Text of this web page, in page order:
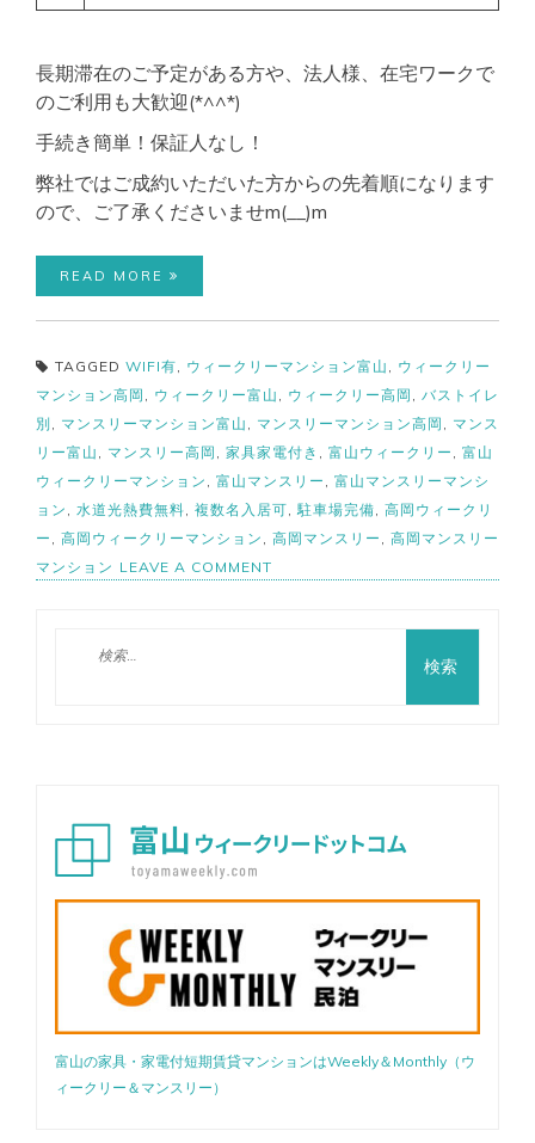
長期滞在のご予定がある方や、法人様、在宅ワークで
のご利用も大歓迎(*^^*)
手続き簡単！保証人なし！
弊社ではご成約いただいた方からの先着順になります
ので、ご了承くださいませm(__)m
READ MORE
TAGGED WIFI有, ウィークリーマンション富山 , ウィークリー
マンション高岡 , ウィークリー富山 , ウィークリー高岡 , バストイレ
別 , マンスリーマンション富山 , マンスリーマンション高岡 , マンス
リー富山 , マンスリー高岡 , 家具家電付き , 富山ウィークリー , 富山
ウィークリーマンション , 富山マンスリー , 富山マンスリーマンシ
ョン , 水道光熱費無料, 複数名入居可,駐車場完備, 高岡ウィークリ
ー , 高岡ウィークリーマンション , 高岡マンスリー , 高岡マンスリー
マンション LEAVE A COMMENT
富
車
♬WIFI
富山の家具・家電付短期賃貸マンションはWeekly＆Monthly（ウ
ィークリー＆マンスリー）